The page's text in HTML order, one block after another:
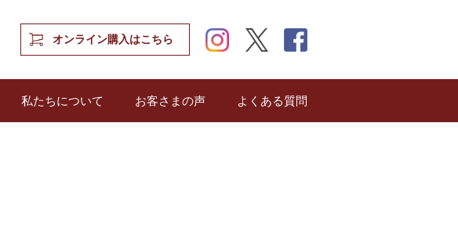
オンライン購入はこちら
instagram twitter
私たちについて お客さまの声 よくある質問